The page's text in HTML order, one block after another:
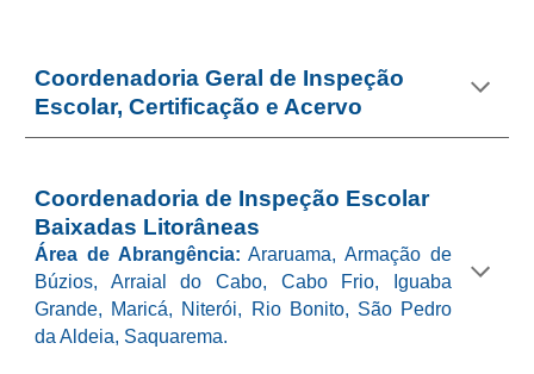
Coordenadoria Geral de Inspeção
Escolar, Certificação e Acervo
Coordenadoria de Inspeção Escolar
Baixadas Litorâneas
Área de Abrangência: Araruama, Armação de
Búzios, Arraial do Cabo, Cabo Frio, Iguaba
Grande, Maricá, Niterói, Rio Bonito, São Pedro
da Aldeia, Saquarema.